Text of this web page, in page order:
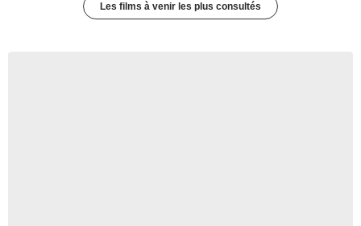
Les films à venir les plus consultés